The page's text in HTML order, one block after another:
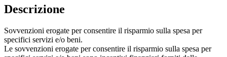
Descrizione
Sovvenzioni erogate per consentire il risparmio sulla spesa per
specifici servizi e/o beni.
Le sovvenzioni erogate per consentire il risparmio sulla spesa per